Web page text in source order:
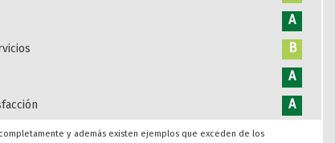
A
B
A
A
y además existen ejemplos que exceden de los